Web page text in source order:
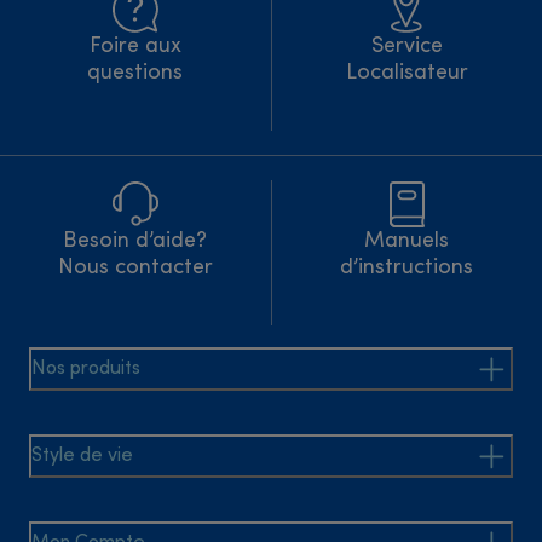
Foire aux
questions
Service
Localisateur
Besoin d’aide?
Nous contacter
Manuels
d’instructions
Nos produits
Style de vie